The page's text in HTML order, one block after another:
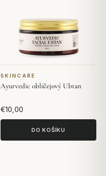
SKINCARE
Ayurvedic obličejový Ubtan
€10,00
DO KOŠÍKU